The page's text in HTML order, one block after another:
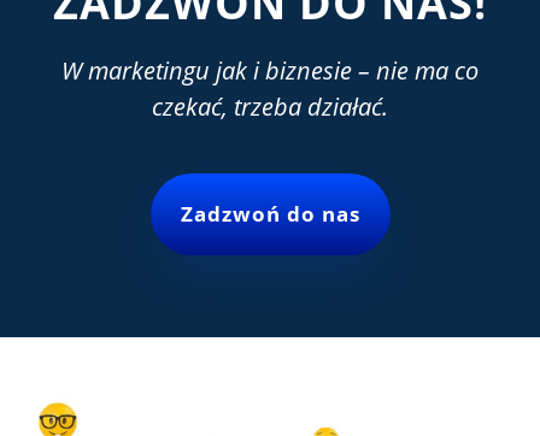
W marketingu jak i biznesie – nie ma co
czekać, trzeba działać.
Zadzwoń do nas